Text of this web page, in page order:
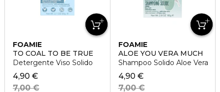
FOAMIE
TO COAL TO BE TRUE
Detergente Viso Solido
4,90 €
7,00 €
FOAMIE
ALOE YOU VERA MUCH
Shampoo Solido Aloe Vera
4,90 €
7,00 €